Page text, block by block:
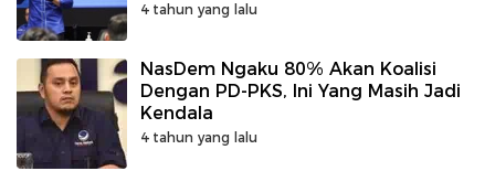
4 tahun yang lalu
NasDem Ngaku 80% Akan Koalisi
Dengan PD-PKS, Ini Yang Masih Jadi
Kendala
4 tahun yang lalu